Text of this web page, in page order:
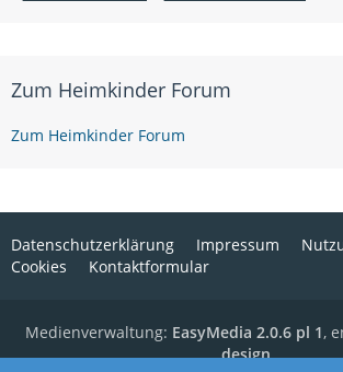
Zum Heimkinder Forum
Zum Heimkinder Forum
Datenschutzerklärung Impressum
Cookies
Kontaktformular
Medienverwaltung: EasyMedia 2.0.6 pl 1,
design